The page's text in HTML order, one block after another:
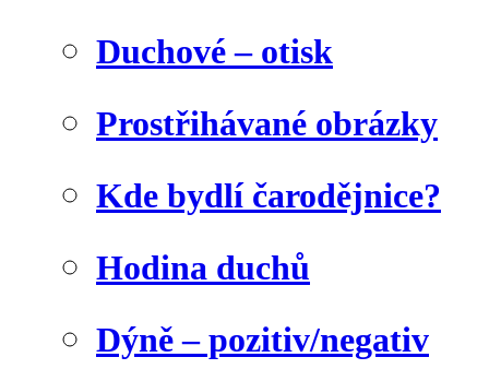
Duchové – otisk
Prostřihávané obrázky
Kde bydlí čarodějnice?
Hodina duchů
Dýně – pozitiv/negativ